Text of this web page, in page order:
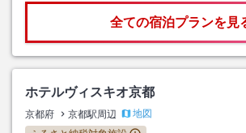
全ての宿泊プランを見
ホテルヴィスキオ京都
京都府 京都駅周辺
地図